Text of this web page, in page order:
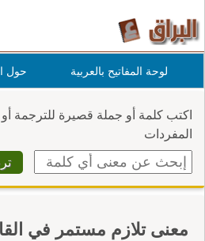
لوحة المفاتيح بالعربية حول
اكتب كلمة أو جملة قصيرة للترجمة
المفردات
معنى تلازم مستمر في